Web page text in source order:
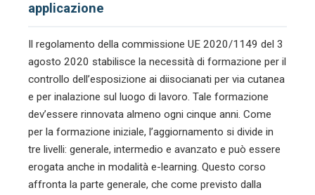
applicazione
Il regolamento della commissione UE 2020/1149 del 3
agosto 2020 stabilisce la necessità di formazione per il
controllo dell’esposizione ai diisocianati per via cutanea
e per inalazione sul luogo di lavoro. Tale formazione
dev’essere rinnovata almeno ogni cinque anni. Come
per la formazione iniziale, l’aggiornamento si divide in
tre livelli: generale, intermedio e avanzato e può essere
erogata anche in modalità e-learning. Questo corso
affronta la parte generale, che come previsto dalla